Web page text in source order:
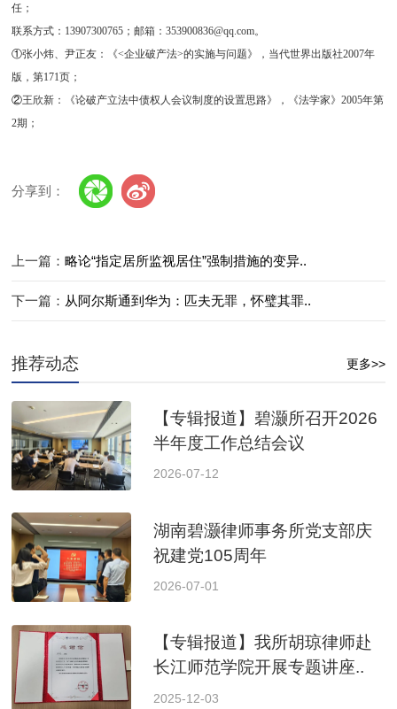
任；
联系方式： 13907300765 ；邮箱：353900836@qq.com。
①张小炜、尹正友：《<企业破产法>的实施与问题》，当代世界出版社2007年
版，第171页；
②王欣新：《论破产立法中债权人会议制度的设置思路》，《法学家》2005年第
2期；
分享到：
上一篇：略论“指定居所监视居住”强制措施的变异..
下一篇： 从阿尔斯通到华为：匹夫无罪，怀璧其罪..
更多>>
推荐动态
【专辑报道】碧灏所召开2026
半年度工作总结会议
2026-07-12
湖南碧灏律师事务所党支部庆
祝建党105周年
2026-07-01
【专辑报道】我所胡琼律师赴
长江师范学院开展专题讲座..
2025-12-03